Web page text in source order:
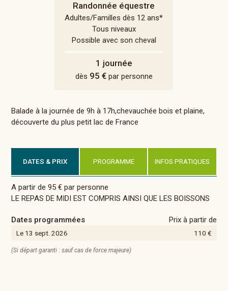
Randonnée équestre
Adultes/Familles dès 12 ans*
Tous niveaux
Possible avec son cheval
1 journée
dès 95 €par personne
Balade à la journée de 9h à 17h,chevauchée bois et plaine,
découverte du plus petit lac de France
DATES & PRIX PROGRAMME INFOS PRATIQUES
A partir de 95 € par personne
LE REPAS DE MIDI EST COMPRIS AINSI QUE LES BOISSONS
Dates programmées Prix à partir de
Le 13 sept. 2026 110 €
(Si départ garanti : sauf cas de force majeure)